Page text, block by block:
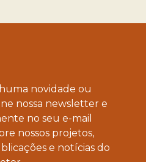
novidade ou
nossa newsletter e
no seu e-mail
nossos projetos,
e notícias do